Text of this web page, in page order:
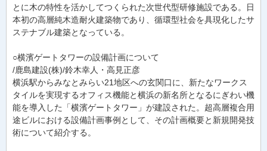
とに木の特性を活かしてつくられた次世代型研修施設である。日
本初の高層純木造耐火建築物であり、循環型社会を具現化したサ
ステナブル建築となっている。
○横濱ゲートタワーの設備計画について
/鹿島建設(株)/鈴木幸人・高見正彦
横浜駅からみなとみらい21地区への玄関口に、新たなワークス
タイルを実現するオフィス機能と横浜の新名所となるにぎわい機
能を導入した「横濱ゲートタワー」が建設された。超高層複合用
途ビルにおける設備計画事例として、その計画概要と新規開発技
術について紹介する。